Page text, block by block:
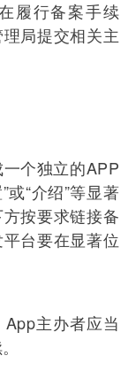
履行备案手续
局提交相关主
个独立的APP
“介绍”等显著
按要求链接备
台要在显著位
主办者应当